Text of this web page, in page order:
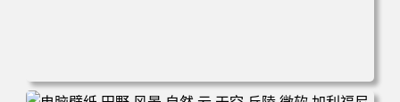
电脑壁纸 风景 村庄 丘陵 山脉 树木 阿尔卑斯山 自然 电脑桌